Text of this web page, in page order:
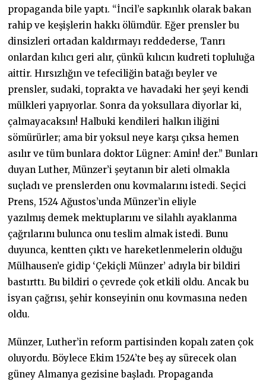
propaganda bile yaptı. “İncil’e sapkınlık olarak bakan
rahip ve keşişlerin hakkı ölümdür. Eğer prensler bu
dinsizleri ortadan kaldırmayı reddederse, Tanrı
onlardan kılıcı geri alır, çünkü kılıcın kudreti topluluğa
aittir. Hırsızlığın ve tefeciliğin batağı beyler ve
prensler, sudaki, toprakta ve havadaki her şeyi kendi
mülkleri yapıyorlar. Sonra da yoksullara diyorlar ki,
çalmayacaksın! Halbuki kendileri halkın iliğini
sömürürler; ama bir yoksul neye karşı çıksa hemen
asılır ve tüm bunlara doktor Lügner: Amin! der.” Bunları
duyan Luther, Münzer’i şeytanın bir aleti olmakla
suçladı ve prenslerden onu kovmalarını istedi. Seçici
Prens, 1524 Ağustos’unda Münzer’in eliyle
yazılmış demek mektuplarını ve silahlı ayaklanma
çağrılarını bulunca onu teslim almak istedi. Bunu
duyunca, kentten çıktı ve hareketlenmelerin olduğu
Mülhausen’e gidip ‘Çekiçli Münzer’ adıyla bir bildiri
bastırttı. Bu bildiri o çevrede çok etkili oldu. Ancak bu
isyan çağrısı, şehir konseyinin onu kovmasına neden
oldu.
Münzer, Luther’in reform partisinden kopalı zaten çok
oluyordu. Böylece Ekim 1524’te beş ay sürecek olan
güney Almanya gezisine başladı. Propaganda